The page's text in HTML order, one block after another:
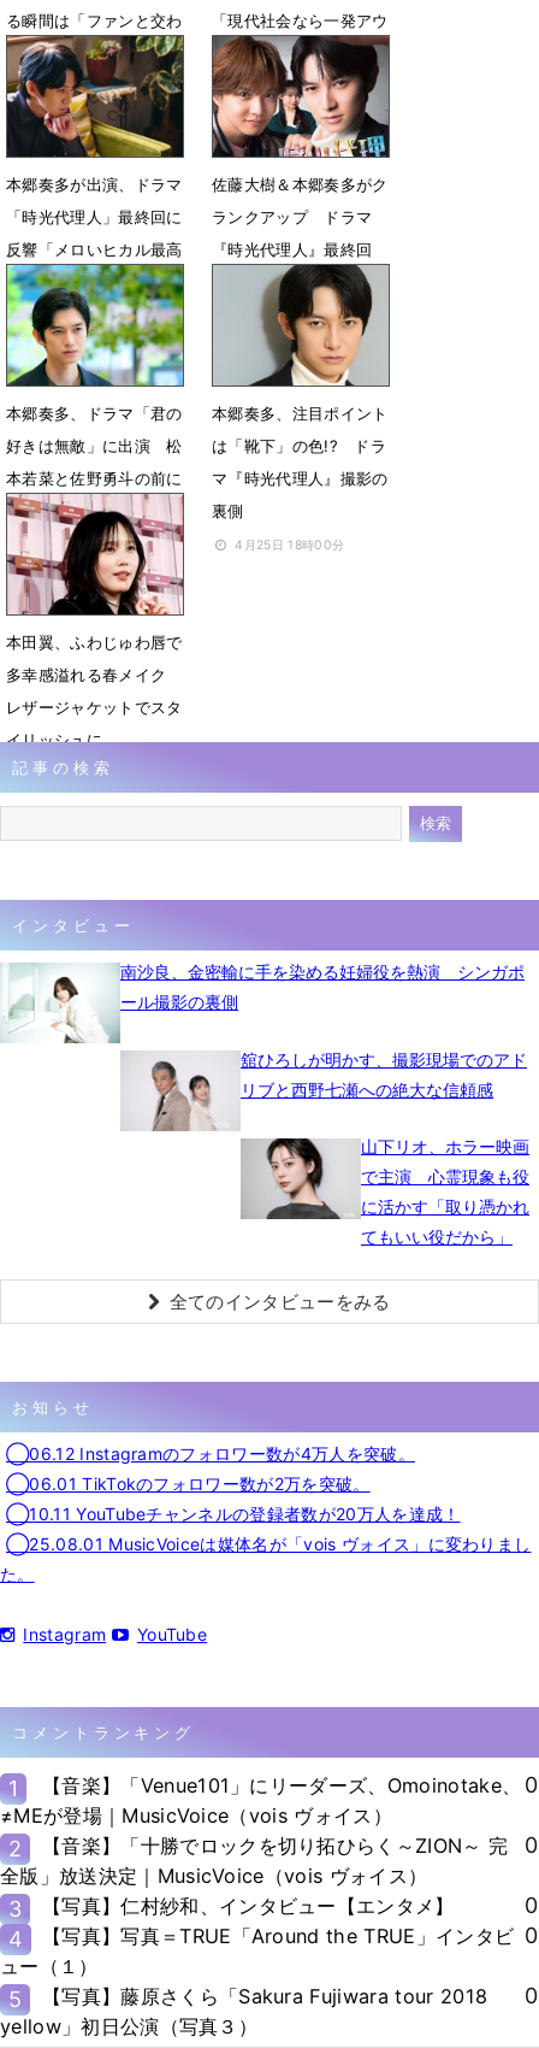
る瞬間は「ファンと交わ
る時間」
7月22日 19時00分
「現代社会なら一発アウ
ト」
7月7日 08時00分
本郷奏多が出演、ドラマ
「時光代理人」最終回に
反響「メロいヒカル最高
でした！」
6月15日 07時00分
佐藤大樹＆本郷奏多がク
ランクアップ ドラマ
『時光代理人』最終回
へ 撮影秘話とバディの
6月12日 22時38分
本郷奏多、ドラマ「君の
好きは無敵」に出演 松
本若菜と佐野勇斗の前に
立ちはだかる社長役
6月11日 06時00分
本郷奏多、注目ポイント
は「靴下」の色!? ドラ
マ『時光代理人』撮影の
裏側
4月25日 18時00分
本田翼、ふわじゅわ唇で
多幸感溢れる春メイク
レザージャケットでスタ
イリッシュに
4月4日 06時48分
記事の検索
インタビュー
南沙良、金密輸に手を染める妊婦役を熱演 シンガポ
ール撮影の裏側
舘ひろしが明かす、撮影現場でのアド
リブと西野七瀬への絶大な信頼感
山下リオ、ホラー映画
で主演 心霊現象も役
に活かす「取り憑かれ
てもいい役だから」
全てのインタビューをみる
お知らせ
◯06.12 Instagramのフォロワー数が4万人を突破。
◯06.01 TikTokのフォロワー数が2万を突破。
◯10.11 YouTubeチャンネルの登録者数が20万人を達成！
◯25.08.01 MusicVoiceは媒体名が「vois ヴォイス」に変わりまし
た。
Instagram YouTube
コメントランキング
1
【音楽】「Venue101」にリーダーズ、Omoinotake、
≠MEが登場｜MusicVoice（vois ヴォイス）
0
2
【音楽】「十勝でロックを切り拓ひらく～ZION～ 完
全版」放送決定｜MusicVoice（vois ヴォイス）
0
3 【写真】仁村紗和、インタビュー【エンタメ】
0
4
【写真】写真＝TRUE「Around the TRUE」インタビ
ュー（１）
0
5
【写真】藤原さくら「Sakura Fujiwara tour 2018
yellow」初日公演（写真３）
0